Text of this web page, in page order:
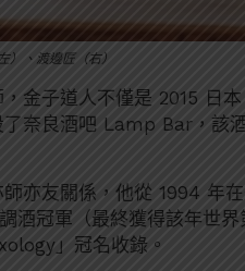
）、渡邊匠（右）
金子道人不僅是 2015 日
了奈良酒吧 Lamp Bar，該
師亦友關係，他從 1994 年
酒冠軍（最終獲得該年世
」冠名收錄。